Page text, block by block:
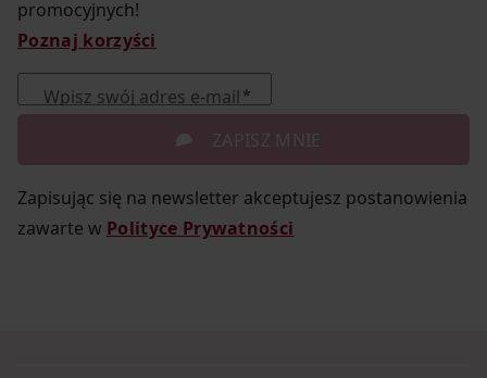
promocyjnych!
Poznaj korzyści
Wpisz swój adres e-mail
ZAPISZ MNIE
Zapisując się na newsletter akceptujesz postanowienia
zawarte w Polityce Prywatności